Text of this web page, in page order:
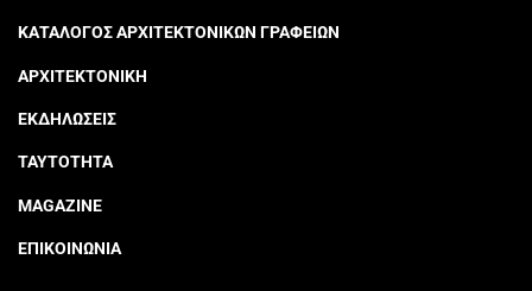
ΚΑΤΑΛΟΓΟΣ ΑΡΧΙΤΕΚΤΟΝΙΚΩΝ ΓΡΑΦΕΙΩΝ
ΑΡΧΙΤΕΚΤΟΝΙΚΗ
ΕΚΔΗΛΩΣΕΙΣ
ΤΑΥΤΟΤΗΤΑ
MAGAZINE
ΕΠΙΚΟΙΝΩΝΙΑ